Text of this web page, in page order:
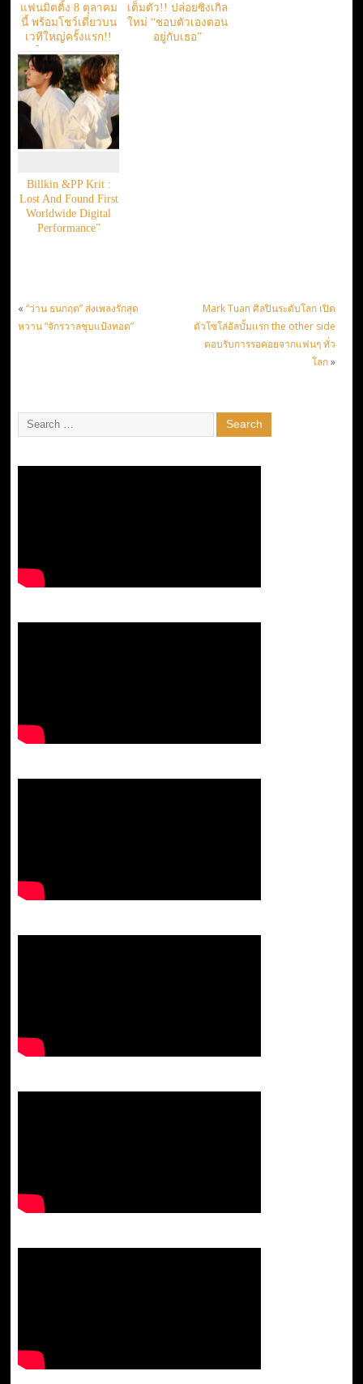
แฟนมิตติ้ง 8 ตุลาคม
นี้ พร้อมโชว์เดี่ยวบน
เวทีใหญ่ครั้งแรก!!
ใน “GOLDEN
HOURS’ BILLKIN
THE FIRST FAN
MEETING
PRESENTED BY
LAY’S”
เต็มตัว!! ปล่อยซิงเกิล
ใหม่ “ชอบตัวเองตอน
อยู่กับเธอ”
Billkin &PP Krit :
Lost And Found First
Worldwide Digital
Performance”
« “ว่าน ธนกฤต” ส่งเพลงรักสุด
หวาน “จักรวาลชุบแป้งทอด”
Mark Tuan ศิลปินระดับโลก เปิด
ตัวโซโล่อัลบั้มเเรก the other side
ตอบรับการรอคอยจากแฟนๆ ทั่ว
โลก»